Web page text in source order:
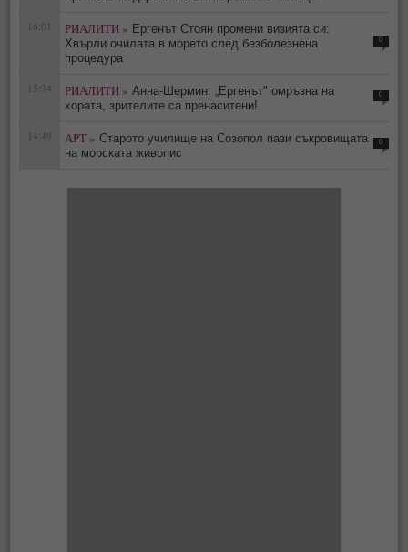
16:01 РИАЛИТИ » Ергенът Стоян промени визията си:
Хвърли очилата в морето след безболезнена
процедура
0
15:34 РИАЛИТИ » Анна-Шермин: „Ергенът" омръзна на
хората, зрителите са пренаситени!
0
14:49 АРТ » Старото училище на Созопол пази съкровищата
на морската живопис
0